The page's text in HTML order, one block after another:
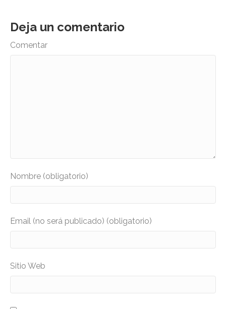
Deja un comentario
Comentar
Nombre (obligatorio)
Email (no será publicado) (obligatorio)
Sitio Web